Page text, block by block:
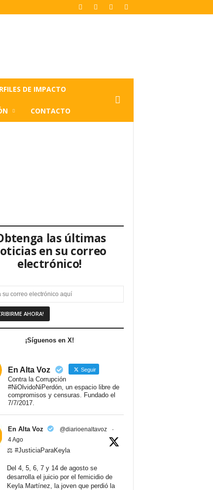
DE IMPACTO
CONTACTO
las últimas
en su correo
electrónico!
¡Síguenos en X!
En Alta Voz Seguir
Contra la Corrupción
#NiOlvidoNiPerdón, un espacio libre de
compromisos y censuras. Fundado el
7/7/2017.
En Alta Voz @diarioenaltavoz
·
4 Ago
⚖️ #JusticiaParaKeyla
Del 4, 5, 6, 7 y 14 de agosto se
desarrolla el juicio por el femicidio de
Keyla Martínez, la joven que perdió la